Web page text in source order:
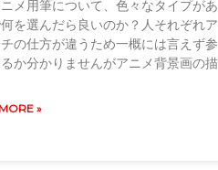
メ用筆について、色々なタイプがあ
を選んだら良いのか？人それぞれア
の仕方が違うため一概には言えず参
か分かりませんがアニメ背景画の描
»